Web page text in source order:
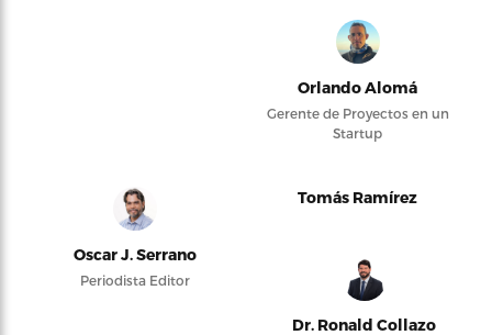
Orlando Alomá
Gerente de Proyectos en un
Startup
Oscar J. Serrano
Periodista Editor
Tomás Ramírez
Dr. Ronald Collazo